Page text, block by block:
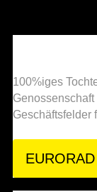
100%iges
Geschäftsfelder
EURORAD